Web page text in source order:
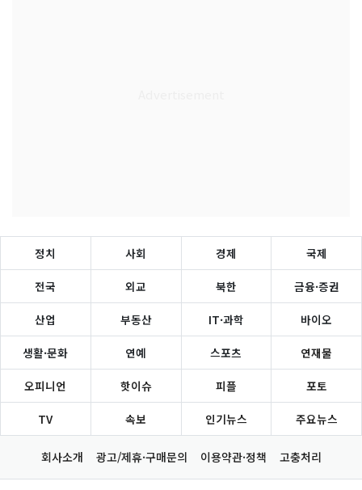
정치 사회 경제 국제
전국 외교 북한 금융·증권
산업 부동산 IT·과학 바이오
생활·문화 연예 스포츠 연재물
오피니언 핫이슈 피플 포토
TV 속보 인기뉴스 주요뉴스
회사소개 광고/제휴·구매문의 이용약관·정책 고충처리